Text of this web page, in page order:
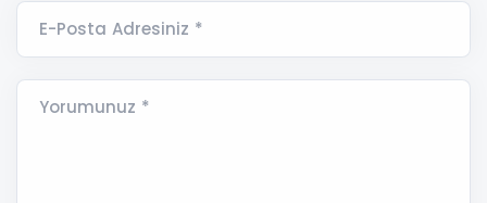
E-Posta Adresiniz *
Yorumunuz *